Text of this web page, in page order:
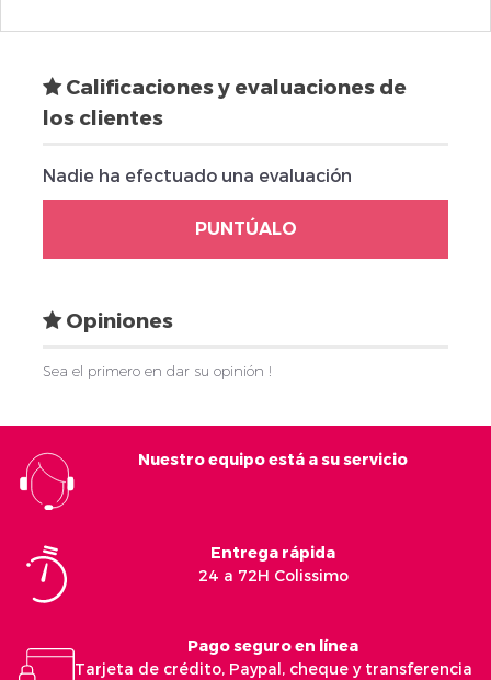
Calificaciones y evaluaciones de
los clientes
Nadie ha efectuado una evaluación
PUNTÚALO
Opiniones
Sea el primero en dar su opinión !
Nuestro equipo está a su servicio
Entrega rápida
24 a 72H Colissimo
Pago seguro en línea
Tarjeta de crédito, Paypal, cheque y transferencia